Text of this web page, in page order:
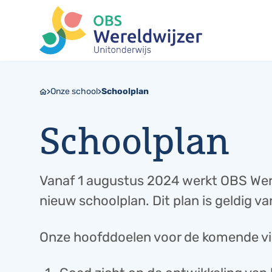
Onze school Schoolplan
Schoolplan
Vanaf 1 augustus 2024 werkt OBS
nieuw schoolplan. Dit plan is geldig
Onze hoofddoelen voor de komende